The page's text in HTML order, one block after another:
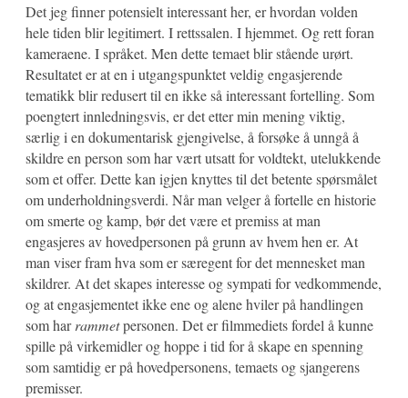
Det jeg finner potensielt interessant her, er hvordan volden
hele tiden blir legitimert. I rettssalen. I hjemmet. Og rett foran
kameraene. I språket. Men dette temaet blir stående urørt.
Resultatet er at en i utgangspunktet veldig engasjerende
tematikk blir redusert til en ikke så interessant fortelling. Som
poengtert innledningsvis, er det etter min mening viktig,
særlig i en dokumentarisk gjengivelse, å forsøke å unngå å
skildre en person som har vært utsatt for voldtekt, utelukkende
som et offer. Dette kan igjen knyttes til det betente spørsmålet
om underholdningsverdi. Når man velger å fortelle en historie
om smerte og kamp, bør det være et premiss at man
engasjeres av hovedpersonen på grunn av hvem hen er. At
man viser fram hva som er særegent for det mennesket man
skildrer. At det skapes interesse og sympati for vedkommende,
og at engasjementet ikke ene og alene hviler på handlingen
som harrammetpersonen. Det er filmmediets fordel å kunne
spille på virkemidler og hoppe i tid for å skape en spenning
som samtidig er på hovedpersonens, temaets og sjangerens
premisser.